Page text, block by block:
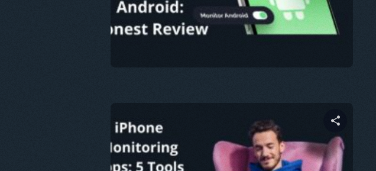
Facebook 링크 복사
이 문서 공유하기